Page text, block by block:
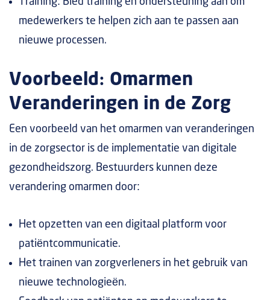
medewerkers te helpen zich aan te passen aan
nieuwe processen.
Voorbeeld: Omarmen
Veranderingen in de Zorg
Een voorbeeld van het omarmen van veranderingen
in de zorgsector is de implementatie van digitale
gezondheidszorg. Bestuurders kunnen deze
verandering omarmen door:
Het opzetten van een digitaal platform voor
patiëntcommunicatie.
Het trainen van zorgverleners in het gebruik van
nieuwe technologieën.